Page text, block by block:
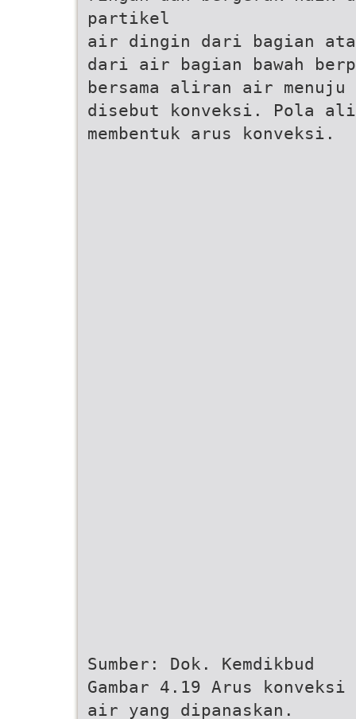
partikel
air dingin dari bagian
dari air bagian bawah
bersama aliran air
disebut konveksi. Pola
membentuk arus konveksi.
Sumber: Dok. Kemdikbud
Gambar 4.19 Arus konveksi
air yang dipanaskan.